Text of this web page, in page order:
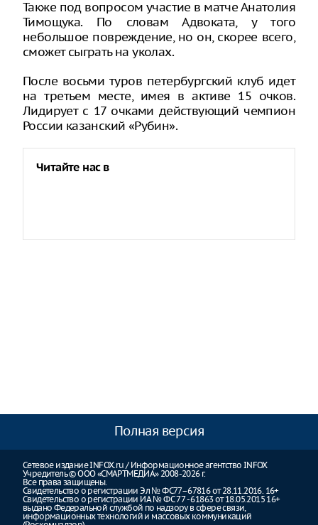
Также под вопросом участие в матче Анатолия
Тимощука. По словам Адвоката, у того
небольшое повреждение, но он, скорее всего,
сможет сыграть на уколах.
После восьми туров петербургский клуб идет
на третьем месте, имея в активе 15 очков.
Лидирует с 17 очками действующий чемпион
России казанский «Рубин».
Читайте нас в
Полная версия
Сетевое издание INFOX.ru / Информационное агентство INFOX
Учредитель © ООО «СМАРТМЕДИА» 2008-2026 г.
Все права защищены.
Свидетельство о регистрации Эл № ФС77–67816 от 28.11.2016. 16+
Свидетельство о регистрации ИА № ФС 77 - 61863 от 18.05.2015 16+
выдано Федеральной службой по надзору в сфере связи,
информационных технологий и массовых коммуникаций